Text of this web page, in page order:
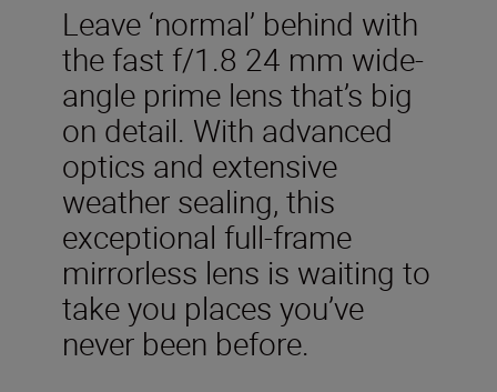
Leave ‘normal’ behind with
the fast f/1.8 24 mm wide-
angle prime lens that’s big
on detail. With advanced
optics and extensive
weather sealing, this
exceptional full-frame
mirrorless lens is waiting to
take you places you’ve
never been before.